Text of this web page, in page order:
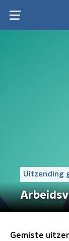
Uitzending
Gemiste